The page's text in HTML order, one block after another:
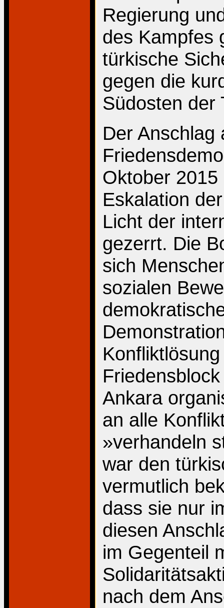
Regierung
des Kampfes
türkische
gegen die
Südosten der
Der Anschlag
Oktober
Eskalation
Licht der
gezerrt. Die
sich
sozialen
Ankara
an alle
»verhandeln
war den
vermutlich
dass sie nur
diesen
im Gegenteil
nach dem